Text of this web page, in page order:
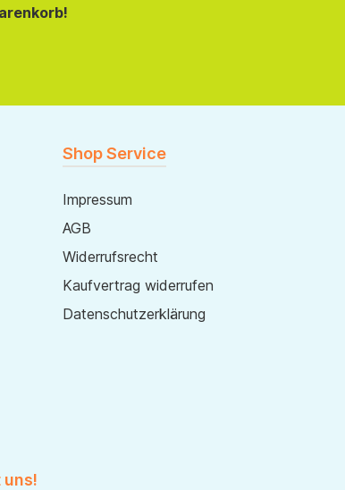
Shop Service
Impressum
AGB
Widerrufsrecht
Kaufvertrag widerrufen
Datenschutzerklärung
uns!